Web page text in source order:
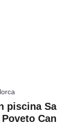
piscina Sa
Can